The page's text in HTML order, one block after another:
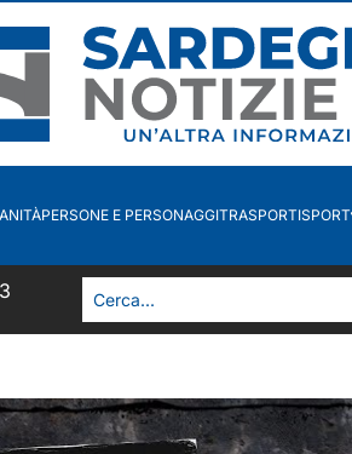
PERSONE E PERSONAGGITRASPORTISPORT